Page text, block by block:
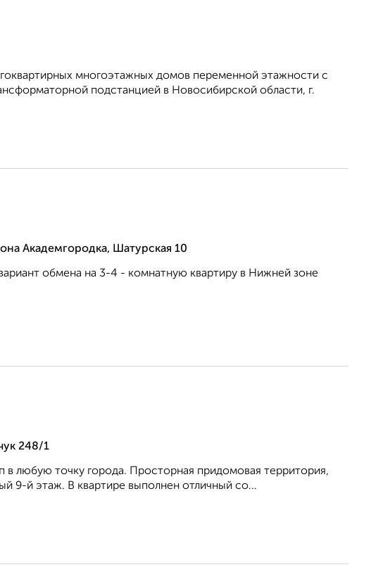
многоэтажных домов переменной этажности с
подстанцией в Новосибирской области, г.
Академгородка, Шатурская 10
обмена на 3-4 - комнатную квартиру в Нижней зоне
248/1
в любую точку города. Просторная придомовая территория,
9-й этaж. В квартире выполнен отличный co...